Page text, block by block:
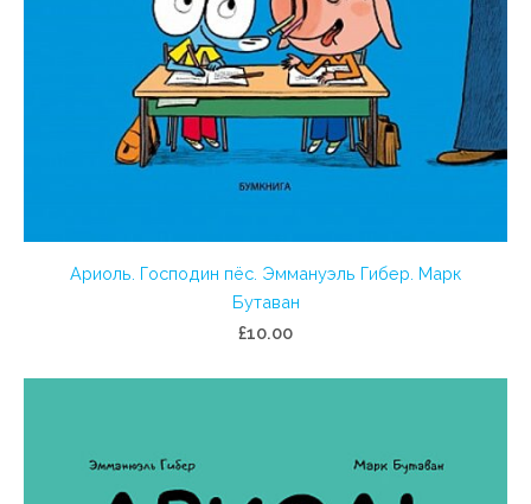
Ариоль. Господин пёс. Эммануэль Гибер. Марк
Бутаван
£10.00